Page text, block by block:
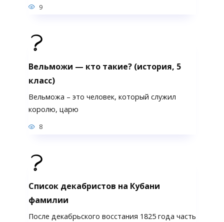
9
Вельможи — кто такие? (история, 5
класс)
Вельможа – это человек, который служил
королю, царю
8
Список декабристов на Кубани
фамилии
После декабрьского восстания 1825 года часть